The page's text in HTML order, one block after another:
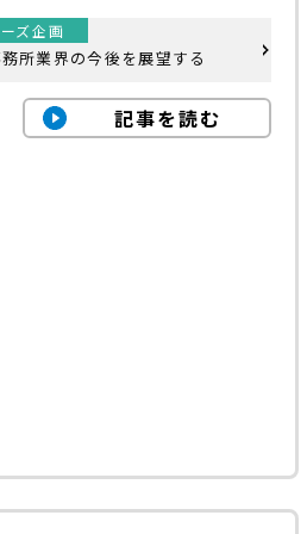
ズ企画
所業界の今後を展望する
記事を読む